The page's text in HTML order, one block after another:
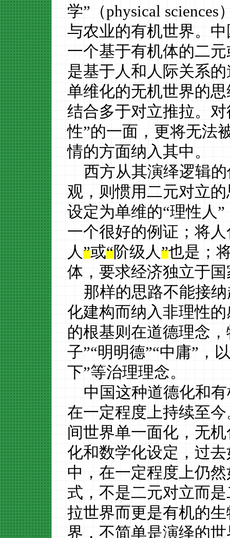
学”（physical sciences
与农业的有机世界。
一个基于有机体的二
是基于人和人际关系
单维化的无机世界的
结合多于对立推拉。
性”的一面，更将无法
情的方面纳入其中。
西方从其演绎逻辑
观，则惯用二元对立
设定为单维的“理性人
一个很好的例证；将
人”或“阶级人”也是；
体，要求经济独立于
那样的思路不能接
化建构而纳入非理性
的根基则在道德理念
子”“明明德”“中庸”，
下”等治理理念。
中国这种道德化和
在一定程度上持续至
间世界单一面化，无
化和数学化设定，过
中，在一定程度上仍
式，不是二元对立而
拉世界而更是有机的
界，不简单是演绎的